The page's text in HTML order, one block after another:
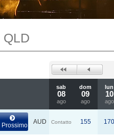
QLD
sab
08
ago
dom
09
ago
lun
10
ago
Prossimo AUD Contatto 155